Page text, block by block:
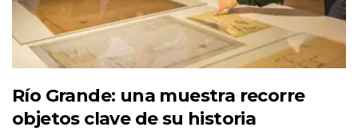
Río Grande: una muestra recorre
objetos clave de su historia